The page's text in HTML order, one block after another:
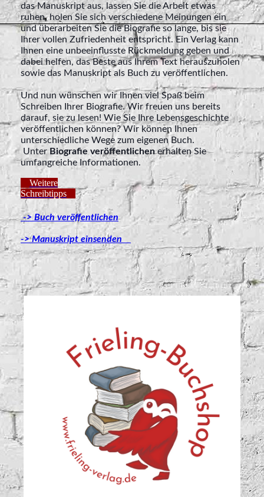
das Manuskript aus, lassen Sie die Arbeit etwas
ruhen, holen Sie sich verschiedene Meinungen ein
und überarbeiten Sie die Biografie so lange, bis sie
Ihrer vollen Zufriedenheit entspricht. Ein Verlag kann
Ihnen eine unbeeinflusste Rückmeldung geben und
dabei helfen, das Beste aus Ihrem Text herauszuholen
sowie das Manuskript als Buch zu veröffentlichen.
Und nun wünschen wir Ihnen viel Spaß beim
Schreiben Ihrer Biografie. Wir freuen uns bereits
darauf, sie zu lesen! Wie Sie Ihre Lebensgeschichte
veröffentlichen können? Wir können Ihnen
unterschiedliche Wege zum eigenen Buch.
Unter Biografie veröffentlichenerhalten Sie
umfangreiche Informationen.
Weitere
Schreibtipps
-> Buch veröffentlichen
-> Manuskript einsenden